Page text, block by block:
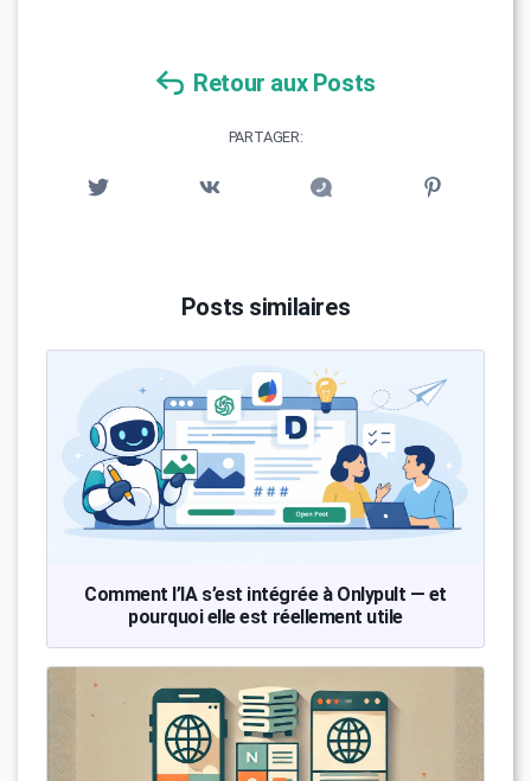
Retour aux Posts
PARTAGER:
Posts similaires
Comment l’IA s’est intégrée à Onlypult — et
pourquoi elle est réellement utile